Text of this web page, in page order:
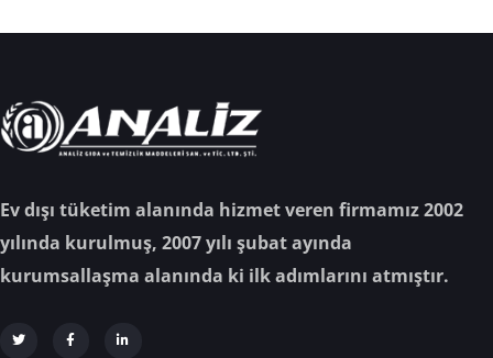
Ev dışı tüketim alanında hizmet veren firmamız 2002
yılında kurulmuş, 2007 yılı şubat ayında
kurumsallaşma alanında ki ilk adımlarını atmıştır.